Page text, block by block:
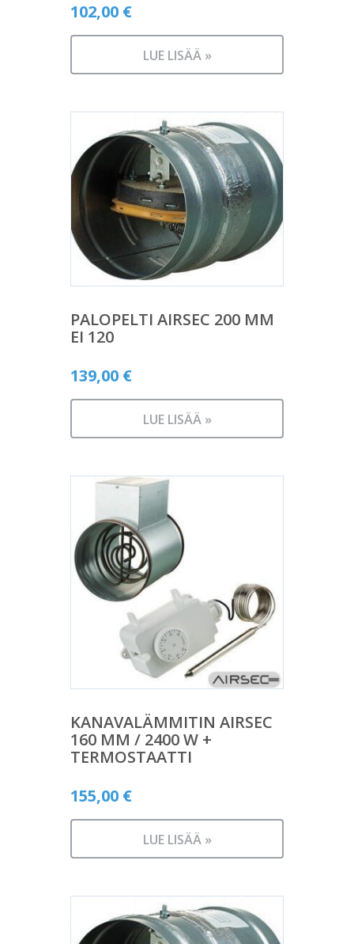
102,00 €
LUE LISÄÄ »
PALOPELTI AIRSEC 200 MM
EI 120
139,00 €
LUE LISÄÄ »
KANAVALÄMMITIN AIRSEC
160 MM / 2400 W +
TERMOSTAATTI
155,00 €
LUE LISÄÄ »